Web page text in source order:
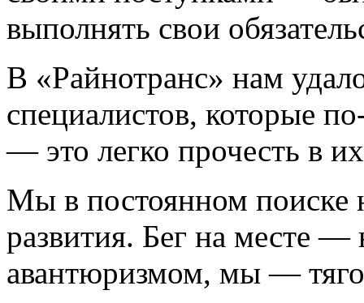
выполнять свои
В «Райнотранс» нам
специалистов, которые
— это легко прочесть в их
Мы в постоянном поиске
развития. Бег на месте —
авантюризмом, мы —